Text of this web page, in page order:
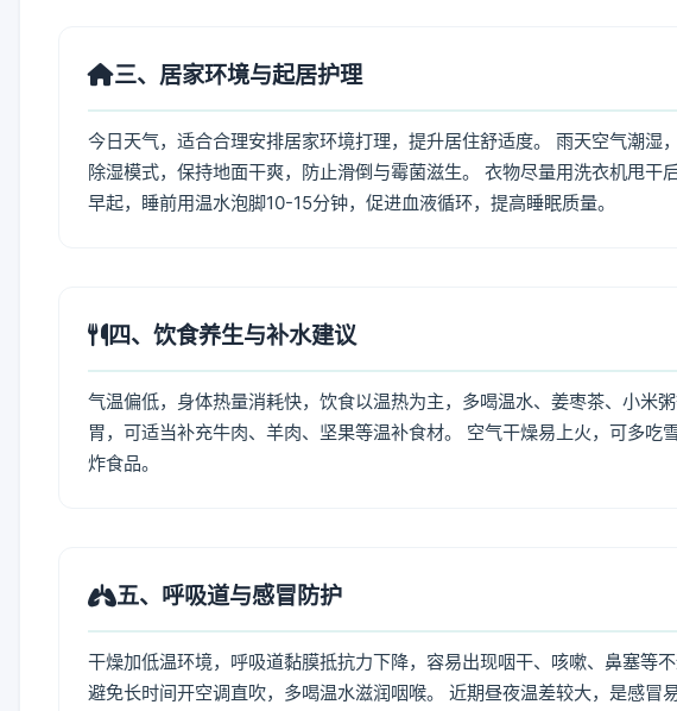
三、居家环境与起居护理
今日天气，适合合理安排居家环境打理，提升居住舒适度。 雨天空气潮湿
除湿模式，保持地面干爽，防止滑倒与霉菌滋生。 衣物尽量用洗衣机甩干
早起，睡前用温水泡脚10-15分钟，促进血液循环，提高睡眠质量。
四、饮食养生与补水建议
气温偏低，身体热量消耗快，饮食以温热为主，多喝温水、姜枣茶、小米
胃，可适当补充牛肉、羊肉、坚果等温补食材。 空气干燥易上火，可多
炸食品。
五、呼吸道与感冒防护
干燥加低温环境，呼吸道黏膜抵抗力下降，容易出现咽干、咳嗽、鼻塞等
避免长时间开空调直吹，多喝温水滋润咽喉。 近期昼夜温差较大，是感冒